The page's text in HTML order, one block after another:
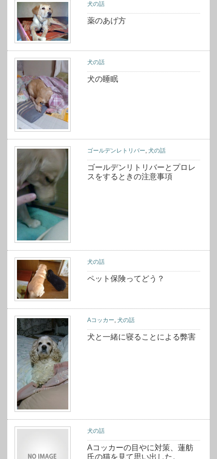
犬の話
薬のあげ方
犬の話
犬の睡眠
ゴールデンレトリバー,犬の話
ゴールデンリトリバーとプロレ
スをするときの注意事項
犬の話
ペット保険ってどう？
Aコッカー ,犬の話
犬と一緒に寝ることによる弊害
犬の話
Aコッカーの目やに対策、蓮舫
氏の猫を見て思い出した。